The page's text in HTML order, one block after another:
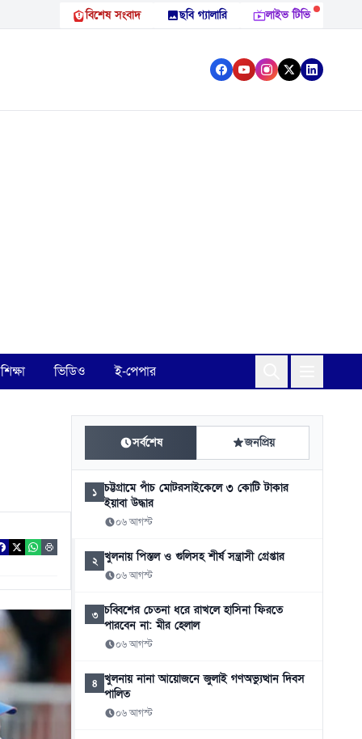
বিশেষ সংবাদ ছবি গ্যালারি লাইভ টিভি
শিক্ষা ভিডিও ই-পেপার
সর্বশেষ জনপ্রিয়
১ চট্টগ্রামে পাঁচ মোটরসাইকেলে ৩ কোটি টাকার
ইয়াবা উদ্ধার
০৬ আগস্ট
২ খুলনায় পিস্তল ও গুলিসহ শীর্ষ সন্ত্রাসী গ্রেপ্তার
০৬ আগস্ট
৩ চব্বিশের চেতনা ধরে রাখলে হাসিনা ফিরতে
পারবেন না: মীর হেলাল
০৬ আগস্ট
৪ খুলনায় নানা আয়োজনে জুলাই গণঅভ্যুত্থান দিবস
পালিত
০৬ আগস্ট